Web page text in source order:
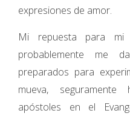
expresiones de amor.
Mi repuesta para mi
probablemente me
preparados para
mueva,
apóstoles en el